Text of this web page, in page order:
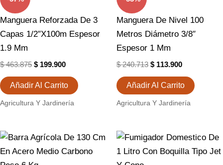
Manguera Reforzada De 3
Capas 1/2″x100m Espesor
1.9 Mm
$463.875 $ 199.900
Añadir Al Carrito
Agricultura Y Jardinería
Manguera De Nivel 100
Metros Diámetro 3/8″
Espesor 1 Mm
$240.713 $ 113.900
Añadir Al Carrito
Agricultura Y Jardinería
El
Precio
Original
El
Actual
El
Precio
Original
El
Actual